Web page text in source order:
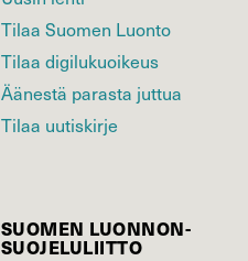
Tilaa Suomen Luonto
Tilaa digilukuoikeus
Äänestä parasta juttua
Tilaa uutiskirje
SUOMEN LUONNON­
SUOJELU­LIITTO